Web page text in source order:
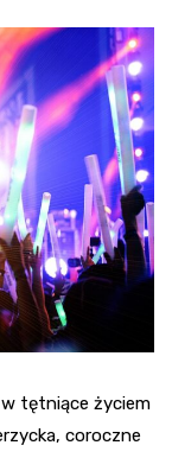
w tętniące życiem
coroczne